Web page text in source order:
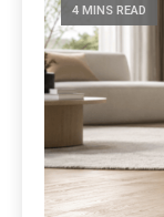
4 MINS READ